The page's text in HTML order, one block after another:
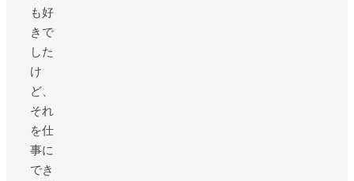
も好
きで
した
け
ど、
それ
を仕
事に
でき